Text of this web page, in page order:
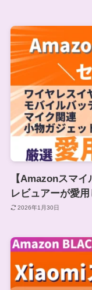
【Amazonスマ
レビュアーが愛
2026年1月30日